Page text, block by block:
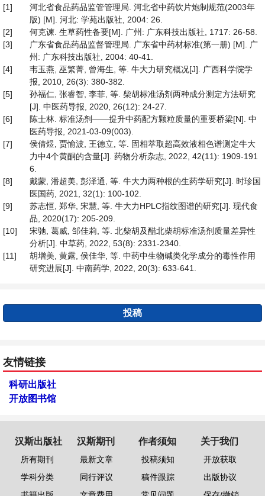
[1]
河北省食品药品监管管理局. 河北省中药饮片炮制规范(2003年
版) [M]. 河北: 学苑出版社, 2004: 26.
[2]
何克谏. 生草药性备要[M]. 广州: 广东科技出版社, 1717: 26-58.
[3]
广东省食品药品监督管理局. 广东省中药材标准(第一册) [M]. 广
州: 广东科技出版社, 2004: 40-41.
[4]
韦玉燕, 巫繁菁, 曾海生, 等. 牛大力研究概况[J]. 广西科学院学
报, 2010, 26(3): 380-382.
[5]
孙福仁, 张睿智, 李菲, 等. 柴胡标准汤剂两种成分测定方法研究
[J]. 中医药导报, 2020, 26(12): 24-27.
[6]
陈士林. 标准汤剂——提升中药配方颗粒质量的重要桥梁[N]. 中
医药导报, 2021-03-09(003).
[7]
侯倩煜, 贾愉波, 王德立, 等. 固相萃取超高效液相色谱测定牛大
力中4个黄酮的含量[J]. 药物分析杂志, 2022, 42(11): 1909-191
6.
[8]
戴蒙, 潘超美, 彭泽通, 等. 牛大力两种根的生药学研究[J]. 时珍国
医国药, 2021, 32(1): 100-102.
[9]
苏志恒, 郑华, 宋慧, 等. 牛大力HPLC指纹图谱的研究[J]. 现代食
品, 2020(17): 205-209.
[10]
宋驰, 葛威, 邹佳莉, 等. 北柴胡及醋北柴胡标准汤剂质量差异性
分析[J]. 中草药, 2022, 53(8): 2331-2340.
[11]
胡增美, 黄露, 侯佳华, 等. 中药中生物碱类化学成分的毒性作用
研究进展[J]. 中南药学, 2022, 20(3): 633-641.
投稿
友情链接
科研出版社
开放图书馆
汉斯出版社
所有期刊
学科分类
汉斯期刊
最新文章
同行评议
作者须知
投稿须知
稿件跟踪
关于我们
开放获取
出版协议